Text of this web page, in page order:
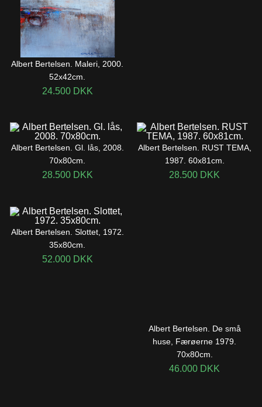
Albert Bertelsen. Maleri, 2000.
52x42cm.
24.500 DKK
Albert Bertelsen. Gl. lås, 2008.
70x80cm.
28.500 DKK
Albert Bertelsen. RUST TEMA,
1987. 60x81cm.
28.500 DKK
Albert Bertelsen. Slottet, 1972.
35x80cm.
52.000 DKK
Albert Bertelsen. De små
huse, Færøerne 1979.
70x80cm.
46.000 DKK